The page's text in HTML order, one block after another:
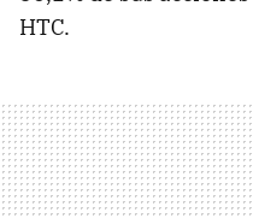
HTC.